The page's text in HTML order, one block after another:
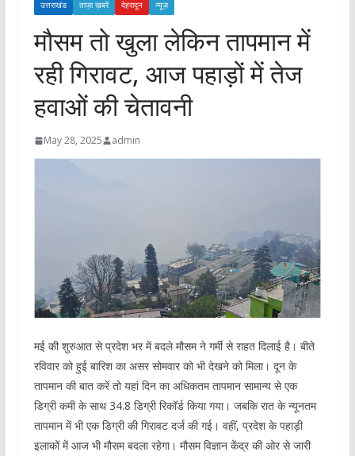
उत्तराखंड ताज़ा ख़बरें देहरादून न्यूज़
मौसम तो खुला लेकिन तापमान में
रही गिरावट, आज पहाड़ों में तेज
हवाओं की चेतावनी
May 28, 2025 admin
मई की शुरुआत से प्रदेश भर में बदले मौसम ने गर्मी से राहत दिलाई है। बीते
रविवार को हुई बारिश का असर सोमवार को भी देखने को मिला। दून के
तापमान की बात करें तो यहां दिन का अधिकतम तापमान सामान्य से एक
डिग्री कमी के साथ 34.8 डिग्री रिकॉर्ड किया गया। जबकि रात के न्यूनतम
तापमान में भी एक डिग्री की गिरावट दर्ज की गई। वहीं, प्रदेश के पहाड़ी
इलाकों में आज भी मौसम बदला रहेगा। मौसम विज्ञान केंद्र की ओर से जारी